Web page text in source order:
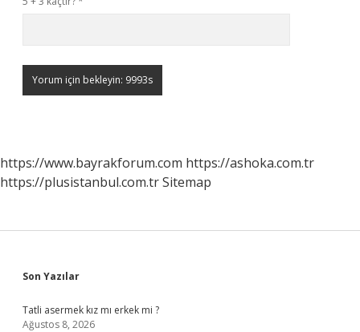
https://www.bayrakforum.com https://ashoka.com.tr
https://plusistanbul.com.trSitemap
Sidebar
Son Yazılar
Tatli asermek kız mı erkek mi ?
Ağustos 8, 2026